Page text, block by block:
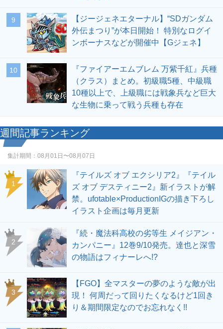
9
【ジージェネエターナル】“SDガンダム
外伝まつり”が本日開始！ 特別なログイ
ンボーナスなどが開催中【Gジェネ】
10
『ファイアーエムブレム 万紫千紅』兵種
（クラス）まとめ。初級職5種、中級職
10種以上で、上級職には戦象兵など巨大
な生物に乗って戦う兵種も存在
週間記事ランキング
集計期間： 08月01日〜08月07日
1
『テイルズ オブ エクシリア2』『テイル
ズ オブ デスティニー2』新イラストが解
禁。ufotable×ProductionIGの描き下ろし
イラスト企画は毎月更新
2
『続・魔法科高校の劣等生 メイジアン・
カンパニー』12巻9/10発売。達也と深雪
の物語はフィナーレへ!?
3
【FGO】全マスターの夢のような敵が出
現！ 何周だって回りたくなるけど1回き
り＆期間限定なのでお忘れなく!!